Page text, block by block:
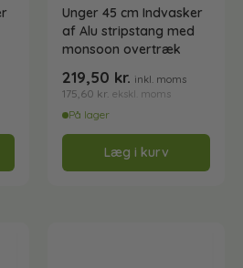
med vandgennemløb
til rentvandsanlæg
teleskopskaft
Unger 45 cm Indvasker
af Alu stripstang med
monsoon overtræk
219,50 kr. inkl. moms
175,60 kr. ekskl. moms
På lager
Læg i kurv